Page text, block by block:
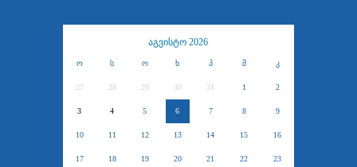
აგვისტო 2026
ო ს ო ხ პ შ კ
27 28 29 30 31 1 2
3 4 5 6 7 8 9
10 11 12 13 14 15 16
17 18 19 20 21 22 23